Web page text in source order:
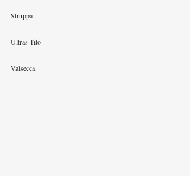
Struppa
Ultras Tito
Valsecca